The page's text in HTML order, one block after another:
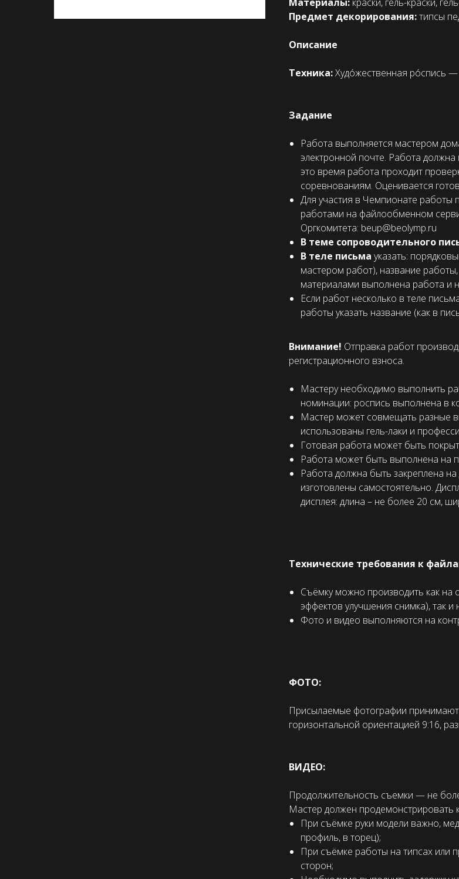
Предмет декорирования:типсы
Описание
Техника:Худо́жественная ро́спись —
Задание
Работа выполняется мастером
электронной почте. Работа
это время работа проходит
соревнованиям. Оценивается
Для участия в Чемпионате работы
работами на файлообменном
Оргкомитета: beup@beolymp.ru
В теме сопроводительного
В теле письма указать:
мастером работ), название
материалами выполнена работа и
Если работ несколько в теле
работы указать название (как в
Внимание! Отправка работ
регистрационного взноса.
Мастеру необходимо выполнить
номинации: роспись выполнена в
Мастер может совмещать разные
использованы гель-лаки и
Готовая работа может быть
Работа может быть выполнена на
Работа должна быть закреплена
изготовлены самостоятельно.
дисплея: длина – не более 20 см,
Технические требования к
Съёмку можно производить как на
эффектов улучшения снимка), так
Фото и видео выполняются на
ФОТО:
Присылаемые фотографии
горизонтальной ориентацией 9:16,
ВИДЕО:
Продолжительность съемки — не
Мастер должен продемонстрировать
При съёмке руки модели важно,
профиль, в торец);
При съёмке работы на типсах или
сторон;